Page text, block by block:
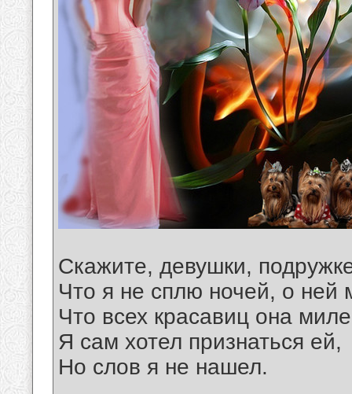
Скажите, девушки,
Что я не сплю ночей, о ней
Что всех красавиц она
Я сам хотел признаться ей,
Но слов я не нашел.